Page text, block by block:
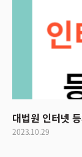
대법원 인터넷
2023.10.29